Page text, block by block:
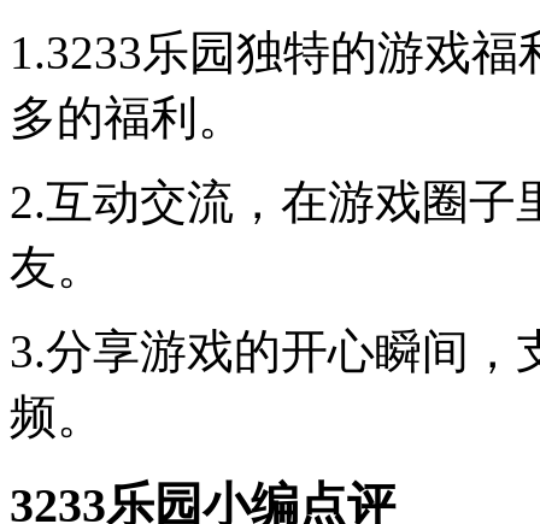
1.3233乐园独特的游戏
多的福利。
2.互动交流，在游戏圈子
友。
3.分享游戏的开心瞬间，
频。
3233乐园小编点评